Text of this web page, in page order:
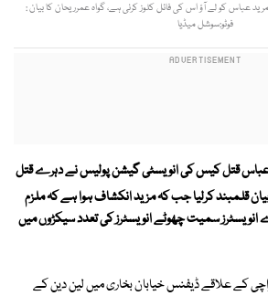
عباس کو لے آؤ اس کی فائل کلوز کرنی ہے، گواہ عمرریحان کا بیان :
فوٹو:سوشل میڈیا
قتل کیس کی انویسٹی گیشن پولیس نے دہرے قتل
قلمبند کرلیا جب کہ مزید انکشاف ہوا ہے کہ ملزم
دینے والوں میں 25 بڑے انویسٹرز سمیت چھوٹے انویسٹرز کی تعدد سیکڑوں میں
کے علاقے ڈیفنس خیابان بخاری میں لین دین کے